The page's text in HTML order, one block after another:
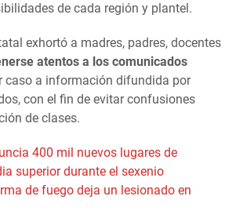
de cada región y plantel.
exhortó a madres, padres, docentes
atentos a los comunicados
caso a información difundida por
con el fin de evitar confusiones
de clases.
400 mil nuevos lugares de
superior durante el sexenio
de fuego deja un lesionado en